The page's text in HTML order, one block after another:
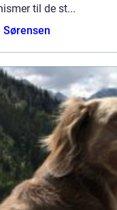
til de st...
Sørensen